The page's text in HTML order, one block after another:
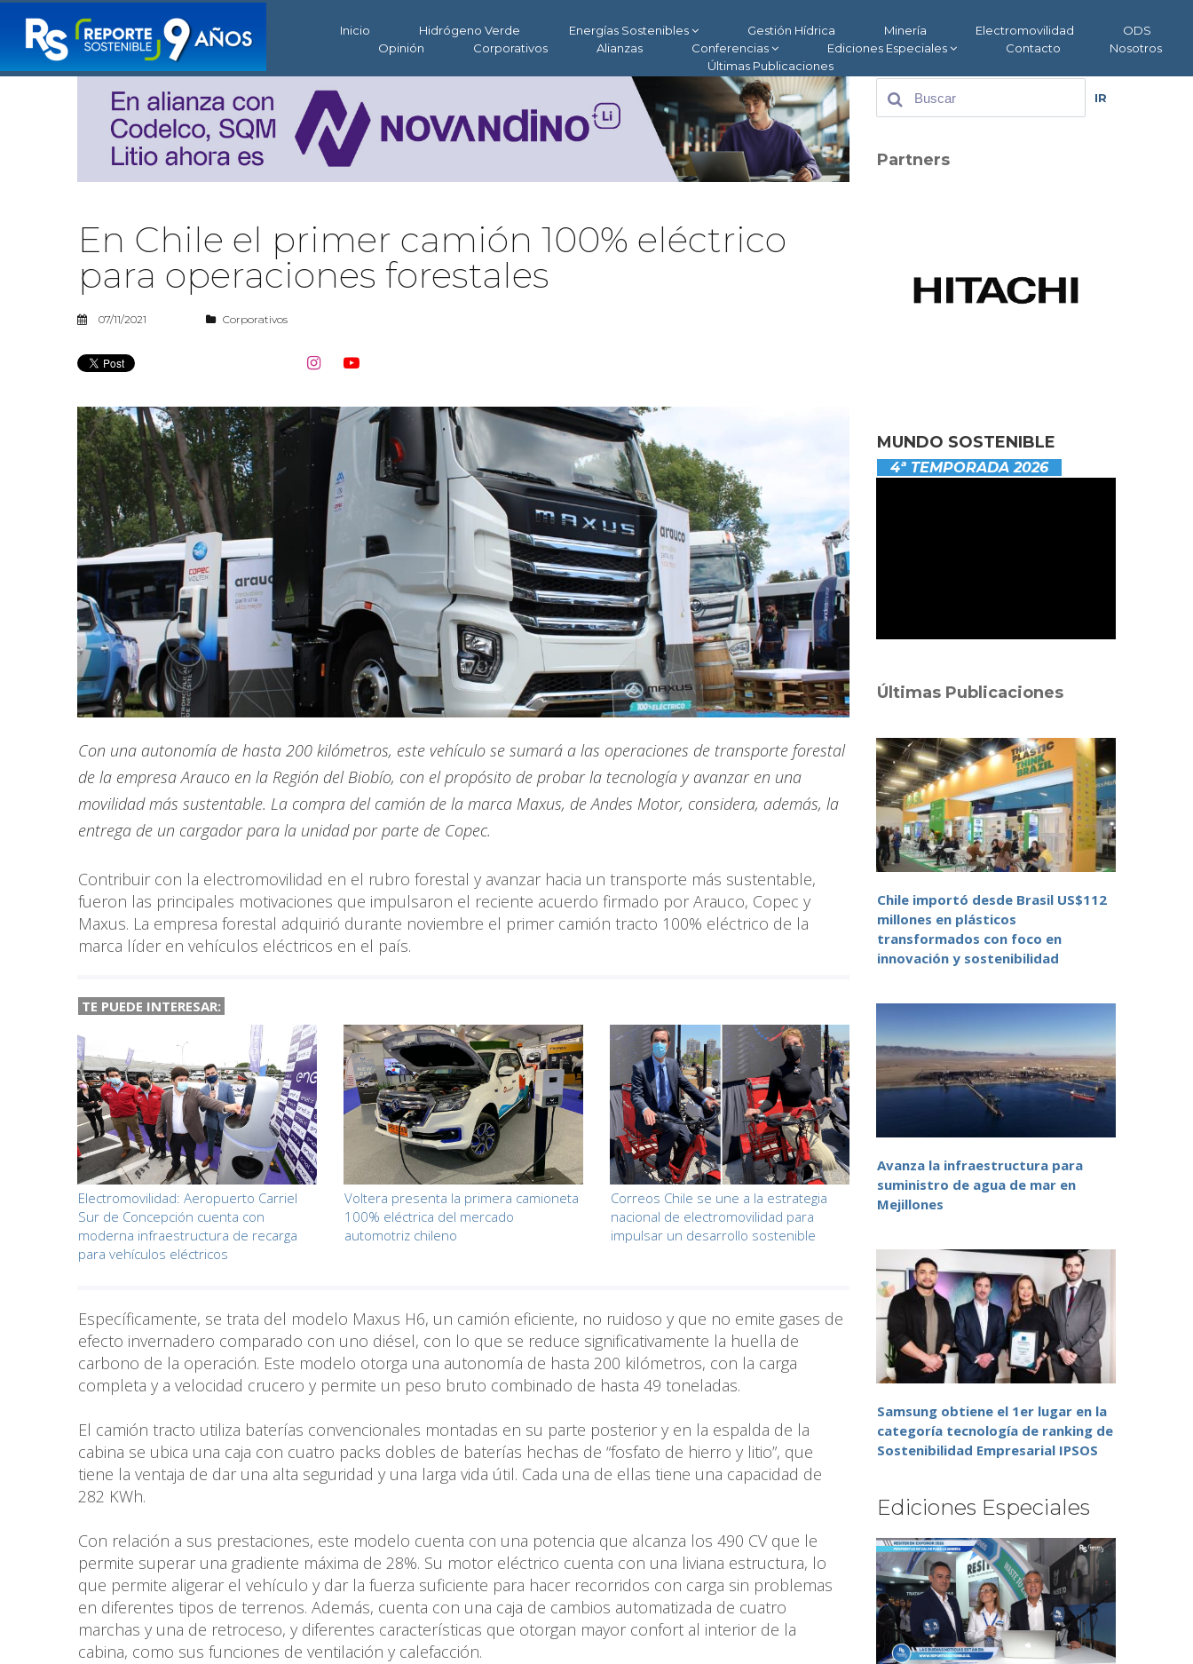
Inicio Hidrógeno Verde Energías Sostenibles Gestión Hídrica Minería Electromovilidad
ODS
Opinión
Corporativos Alianzas Conferencias Ediciones Especiales Contacto
Nosotros
Últimas Publicaciones
En Chile el primer camión 100% eléctrico
para operaciones forestales
07/11/2021 Corporativos
 
Con una autonomía de hasta 200 kilómetros, este vehículo se sumará a las operaciones de transporte forestal
de la empresa Arauco en la Región del Biobío, con el propósito de probar la tecnología y avanzar en una
movilidad más sustentable. La compra del camión de la marca Maxus, de Andes Motor, considera, además, la
entrega de un cargador para la unidad por parte de Copec.
Contribuir con la electromovilidad en el rubro forestal y avanzar hacia un transporte más sustentable,
fueron las principales motivaciones que impulsaron el reciente acuerdo firmado por Arauco, Copec y
Maxus. La empresa forestal adquirió durante noviembre el primer camión tracto 100% eléctrico de la
marca líder en vehículos eléctricos en el país.
TE PUEDE INTERESAR:
Electromovilidad: Aeropuerto Carriel
Sur de Concepción cuenta con
moderna infraestructura de recarga
para vehículos eléctricos
Voltera presenta la primera camioneta
100% eléctrica del mercado
automotriz chileno
Correos Chile se une a la estrategia
nacional de electromovilidad para
impulsar un desarrollo sostenible
Específicamente, se trata del modelo Maxus H6, un camión eficiente, no ruidoso y que no emite gases de
efecto invernadero comparado con uno diésel, con lo que se reduce significativamente la huella de
carbono de la operación. Este modelo otorga una autonomía de hasta 200 kilómetros, con la carga
completa y a velocidad crucero y permite un peso bruto combinado de hasta 49 toneladas.
El camión tracto utiliza baterías convencionales montadas en su parte posterior y en la espalda de la
cabina se ubica una caja con cuatro packs dobles de baterías hechas de “fosfato de hierro y litio”, que
tiene la ventaja de dar una alta seguridad y una larga vida útil. Cada una de ellas tiene una capacidad de
282 KWh.
Con relación a sus prestaciones, este modelo cuenta con una potencia que alcanza los 490 CV que le
permite superar una gradiente máxima de 28%. Su motor eléctrico cuenta con una liviana estructura, lo
que permite aligerar el vehículo y dar la fuerza suficiente para hacer recorridos con carga sin problemas
en diferentes tipos de terrenos. Además, cuenta con una caja de cambios automatizada de cuatro
marchas y una de retroceso, y diferentes características que otorgan mayor confort al interior de la
cabina, como sus funciones de ventilación y calefacción.
IR
Partners
MUNDO SOSTENIBLE
4ª TEMPORADA 2026
Últimas Publicaciones
Chile importó desde Brasil US$112
millones en plásticos
transformados con foco en
innovación y sostenibilidad
Avanza la infraestructura para
suministro de agua de mar en
Mejillones
Samsung obtiene el 1er lugar en la
categoría tecnología de ranking de
Sostenibilidad Empresarial IPSOS
Ediciones Especiales